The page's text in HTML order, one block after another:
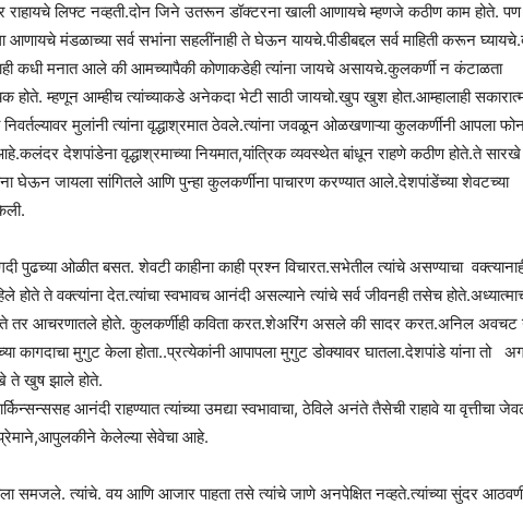
राहायचे लिफ्ट नव्हती.दोन जिने उतरून डॉक्टरना खाली आणायचे म्हणजे कठीण काम होते. पण
आणायचे मंडळाच्या सर्व सभांना सहलींनाही ते घेऊन यायचे.पीडीबद्दल सर्व माहिती करून
कधी मनात आले की आमच्यापैकी कोणाकडेही त्यांना जायचे असायचे.कुलकर्णी न कंटाळता
होते. म्हणून आम्हीच त्यांच्याकडे अनेकदा भेटी साठी जायचो.खुप खुश होत.आम्हालाही
मुलांनी त्यांना वृद्धाश्रमात ठेवले.त्यांना जवळून ओळखणाऱ्या कुलकर्णीनी आपला
देशपांडेना वृद्धाश्रमाच्या नियमात,यांत्रिक व्यवस्थेत बांधून राहणे कठीण होते.ते
घेऊन जायला सांगितले आणि पुन्हा कुलकर्णीना पाचारण करण्यात आले.देशपांडेंच्या शेवटच्या
ओळीत बसत. शेवटी काहीना काही प्रश्न विचारत.सभेतील त्यांचे असण्याचा
होते ते वक्त्यांना देत.त्यांचा स्वभावच आनंदी असल्याने त्यांचे सर्व जीवनही तसेच
तर आचरणातले होते. कुलकर्णीही कविता करत.शेअरिंग असले की सादर करत.अनिल अवचट
कागदाचा मुगुट केला होता..प्रत्येकांनी आपापला मुगुट डोक्यावर घातला.देशपांडे यांना तो
ते खुष झाले होते.
आनंदी राहण्यात त्यांच्या उमद्या स्वभावाचा, ठेविले अनंते तैसेची राहावे या वृत्तीचा
केलेल्या सेवेचा आहे.
समजले. त्यांचे. वय आणि आजार पाहता तसे त्यांचे जाणे अनपेक्षित नव्हते.त्यांच्या सुंदर